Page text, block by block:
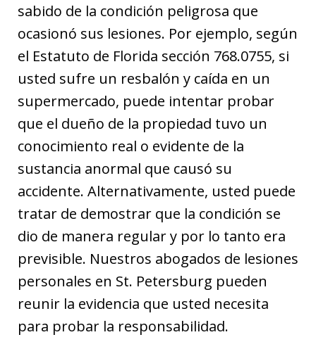
sabido de la condición peligrosa que
ocasionó sus lesiones. Por ejemplo, según
el Estatuto de Florida sección 768.0755, si
usted sufre un resbalón y caída en un
supermercado, puede intentar probar
que el dueño de la propiedad tuvo un
conocimiento real o evidente de la
sustancia anormal que causó su
accidente. Alternativamente, usted puede
tratar de demostrar que la condición se
dio de manera regular y por lo tanto era
previsible. Nuestros abogados de lesiones
personales en St. Petersburg pueden
reunir la evidencia que usted necesita
para probar la responsabilidad.